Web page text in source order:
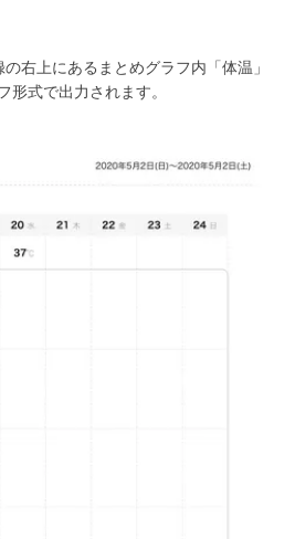
右上にあるまとめグラフ内「体温」
形式で出力されます。